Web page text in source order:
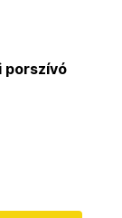
porszívó